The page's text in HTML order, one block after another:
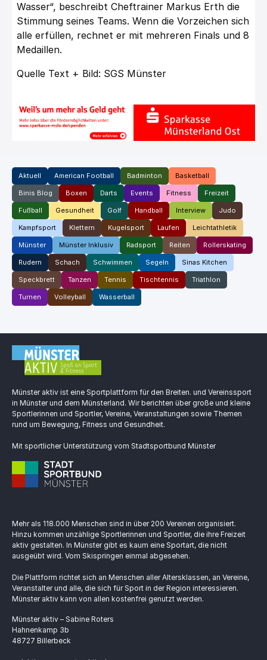
Wasser“, beschreibt Cheftrainer Markus Erth die
Stimmung seines Teams. Wenn die Vorzeichen sich
alle erfüllen, rechnet er mit mehreren Finals und 8
Medaillen.
Quelle Text + Bild: SGS Münster
Aktuell American Football Badminton Basketball
Binis Blog Boxen Darts Events Fitness Freizeit
Fußball Gesundheit Golf Handball Interview Judo
Kampfsport Klettern Kugelsport Laufen Leichtathletik
Münster Münster Inklusiv Radsport Reiten Rollerskating
Rudern Schach Schwimmen Segeln Sinas Kitchen
Speckbrett Tanzen Tennis Tischtennis Triathlon
Turnen Volleyball Wasserball
Münster aktiv ist eine Sportplattform für den Breiten. und Vereinssport
in Münster und dem Münsterland. Wir berichten über große und kleine
Sportlerinnen und Sportler, Vereine, Veranstaltungen sowie Themen
rund um Bewegung, Fitness und Gesundheit.
Mit sportlicher Unterstützung vom Stadtsportbund Münster
Mehr als 118.000 Menschen sind in über 200 Vereinen organisiert.
Hinzu kommen unzählige Sportlerinnen und Sportler, die ihre Freizeit
aktiv gestalten. In Münster gibt es kaum eine Sportart, die nicht
ausgeübt wird. Vom Skispringen einmal abgesehen.
Die Plattform richtet sich an Menschen aller Altersklassen, an Vereine,
Veranstalter und alle, die sich für Sport in der Region interessieren.
Münster aktiv kann von allen kostenfrei genutzt werden.
Münster aktiv – Sabine Roters
Hahnenkamp 3b
48727 Billerbeck